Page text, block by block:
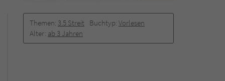
Themen: 3.5 Streit Buchtyp: Vorlesen
Alter: ab 3 Jahren